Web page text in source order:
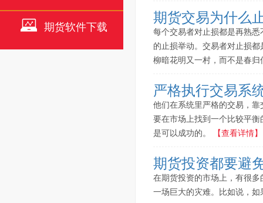
期货软件下载
期货交易为什么
每个交易者对止损都是再熟
的止损举动。交易者对止损
柳暗花明又一村，而不是春
严格执行交易系
他们在系统里严格的交易，
要在市场上找到一个比较平
是可以成功的。
【查看详情】
期货投资都要避
在期货投资的市场上，有很
一场巨大的灾难。比如说，